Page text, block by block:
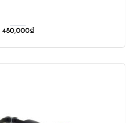
480,000₫